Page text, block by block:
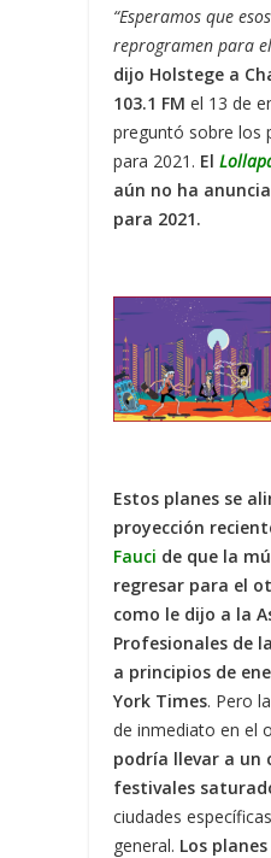
“Esperamos que
reprogramen para
dijo Holstege a
103.1 FM el 13 de
preguntó sobre los
para 2021. El
aún no ha
para 2021.
Estos planes se
proyección
Fauci de que la
regresar para el
como le dijo a la
Profesionales de
a principios de
York Times. Pero
de inmediato en el
podría llevar a un
festivales
ciudades
general. Los